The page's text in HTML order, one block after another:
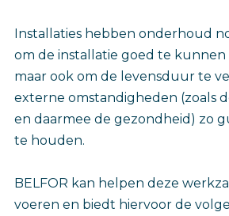
Installaties hebben onderhoud
om de installatie goed te
maar ook om de levensduur te
externe omstandigheden (zoals
en daarmee de gezondheid) zo
te houden.
BELFOR kan helpen deze
voeren en biedt hiervoor de